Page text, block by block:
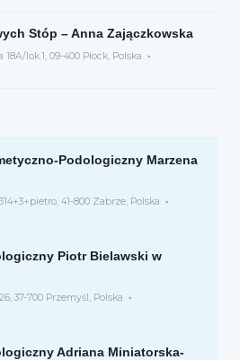
Stóp – Anna Zajączkowska
lok.1, 09-400 Płock, Polska
Podologiczny Marzena
41-800 Zabrze, Polska
Piotr Bielawski w
37-700 Przemyśl, Polska
Adriana Miniatorska-